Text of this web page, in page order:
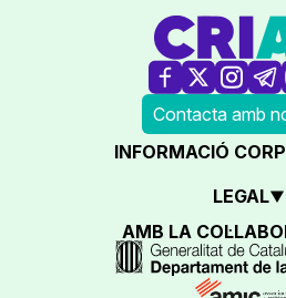
Contacta amb
INFORMACIÓ
LEGAL
AMB LA